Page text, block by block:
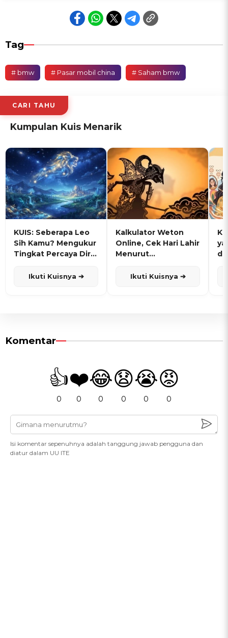
Tag
# bmw # Pasar mobil china # Saham bmw
CARI TAHU
Kumpulan Kuis Menarik
KUIS: Seberapa Leo
Sih Kamu? Mengukur
Tingkat Percaya Diri
Ikuti Kuisnya ➔
Kalkulator Weton
Online, Cek Hari Lahir
Menurut
Ikuti Kuisnya ➔
Komentar
👍
0
❤️
0
😂
0
😧
0
😭
0
😡
0
Isi komentar sepenuhnya adalah tanggung jawab pengguna dan
diatur dalam UU ITE